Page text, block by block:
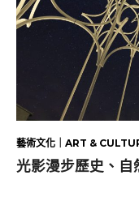
藝術文化｜ART &
光影漫步歷史、